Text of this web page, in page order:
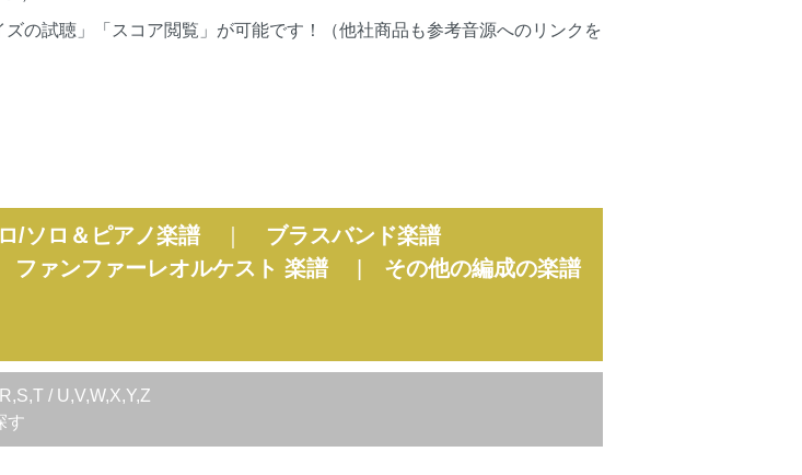
の試聴」「スコア閲覧」が可能です！（他社商品も参考音源へのリンクを
/ソロ＆ピアノ楽譜｜ ブラスバンド楽譜
ファンファーレオルケスト 楽譜| その他の編成の楽譜
/ U,V,W,X,Y,Z
す